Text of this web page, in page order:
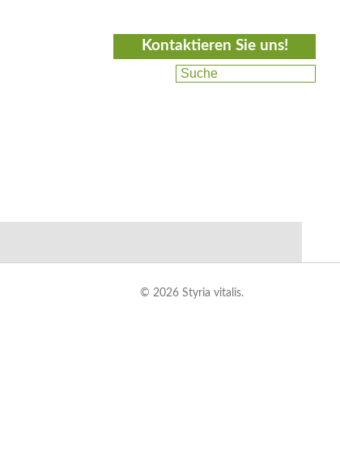
Kontaktieren Sie uns!
© 2026 Styria vitalis.